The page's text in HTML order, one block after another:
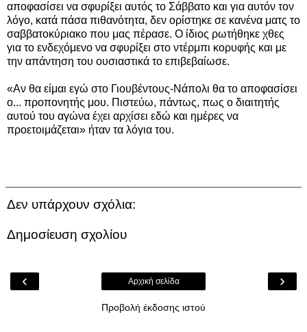
αποφασίσει να σφυρίξει αυτός το Σάββατο και για αυτόν τον
λόγο, κατά πάσα πιθανότητα, δεν ορίστηκε σε κανένα ματς το
σαββατοκύριακο που μας πέρασε. Ο ίδιος ρωτήθηκε χθες
για το ενδεχόμενο να σφυρίξει στο ντέρμπι κορυφής και με
την απάντηση του ουσιαστικά το επιβεβαίωσε.
«Αν θα είμαι εγώ στο Γιουβέντους-Νάπολι θα το αποφασίσει
ο... προπονητής μου. Πιστεύω, πάντως, πως ο διαιτητής
αυτού του αγώνα έχει αρχίσει εδώ και ημέρες να
προετοιμάζεται» ήταν τα λόγια του.
Δεν υπάρχουν σχόλια:
Δημοσίευση σχολίου
‹ ›
Αρχική σελίδα
Προβολή έκδοσης ιστού